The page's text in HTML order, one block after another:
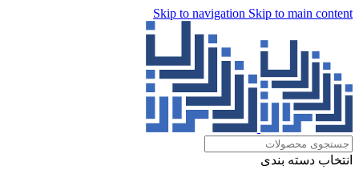
Skip to navigation Skip to main content
انتخاب دسته بندی